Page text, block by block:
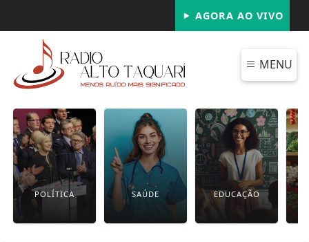
AGORA AO VIVO
MENU
POLÍTICA SAÚDE EDUCAÇÃO